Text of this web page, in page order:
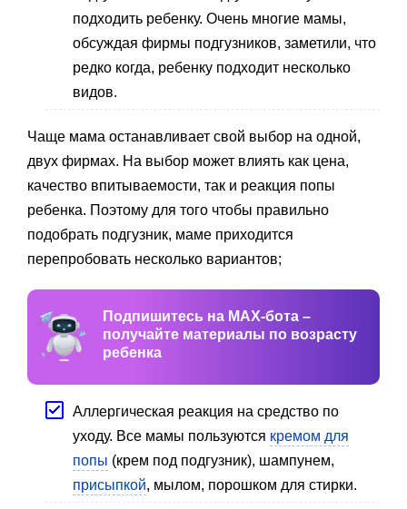
подходить ребенку. Очень многие мамы,
обсуждая фирмы подгузников, заметили, что
редко когда, ребенку подходит несколько
видов.
Чаще мама останавливает свой выбор на одной,
двух фирмах. На выбор может влиять как цена,
качество впитываемости, так и реакция попы
ребенка. Поэтому для того чтобы правильно
подобрать подгузник, маме приходится
перепробовать несколько вариантов;
Подпишитесь на MAX-бота –
получайте материалы по возрасту
ребенка
Аллергическая реакция на средство по
уходу. Все мамы пользуются кремом для
попы (крем под подгузник), шампунем,
присыпкой, мылом, порошком для стирки.